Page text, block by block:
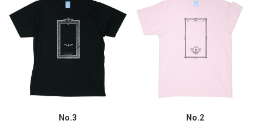
No.3 No.2